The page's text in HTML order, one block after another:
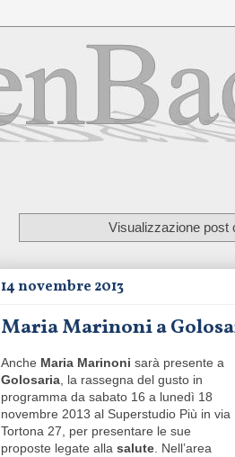
Visualizzazione post
14 novembre 2013
Maria Marinoni a
Anche Maria Marinoni sarà presente a
Golosaria, la rassegna del gusto in
programma da sabato 16 a lunedì 18
novembre 2013 al Superstudio Più in via
Tortona 27, per presentare le sue
proposte legate alla salute. Nell’area